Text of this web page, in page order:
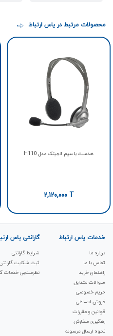
محصولات مرتبط در یاس ارتباط
هدست باسیم لاجیتک مدل H110
2,120,000T
خدمات یاس ارتباط
درباره ما
تماس با ما
راهنمای خرید
سوالات متداول
حریم خصوصی
فروش اقساطی
قوانین و مقررات
رهگیری سفارش
نحوه ارسال مرسوله
گارانتی یاس
شرایط گارانتی
ثبت شکابت‌ گارانتی
نظرسنجی خدمات